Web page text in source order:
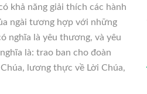
khả năng giải thích các hành
ngài tương hợp với những
nghĩa là yêu thương, và yêu
là: trao ban cho đoàn
lương thực về Lời Chúa,